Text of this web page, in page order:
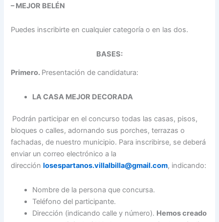
– MEJOR BELÉN
Puedes inscribirte en cualquier categoría o en las dos.
BASES:
Primero. Presentación de candidatura:
LA CASA MEJOR DECORADA
Podrán participar en el concurso todas las casas, pisos,
bloques o calles, adornando sus porches, terrazas o
fachadas, de nuestro municipio. Para inscribirse, se deberá
enviar un correo electrónico a la
dirección losespartanos.villalbilla@gmail.com, indicando:
Nombre de la persona que concursa.
Teléfono del participante.
Dirección (indicando calle y número). Hemos creado